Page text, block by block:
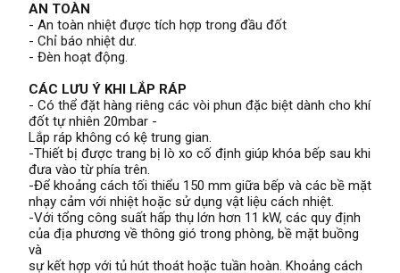
AN TOÀN
- An toàn nhiệt được tích hợp trong đầu đốt
- Chỉ báo nhiệt dư.
- Đèn hoạt động.
CÁC LƯU Ý KHI LẮP RÁP
- Có thể đặt hàng riêng các vòi phun đặc biệt dành cho khí
đốt tự nhiên 20mbar -
Lắp ráp không có kệ trung gian.
-Thiết bị được trang bị lò xo cố định giúp khóa bếp sau khi
đưa vào từ phía trên.
-Để khoảng cách tối thiểu 150 mm giữa bếp và các bề mặt
nhạy cảm với nhiệt hoặc sử dụng vật liệu cách nhiệt.
-Với tổng công suất hấp thụ lớn hơn 11 kW, các quy định
của địa phương về thông gió trong phòng, bề mặt buồng
và
sự kết hợp với tủ hút thoát hoặc tuần hoàn. Khoảng cách